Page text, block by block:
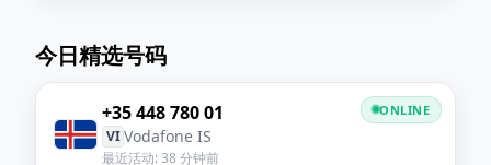
今日精选号码
+35 448 780 01
VI Vodafone IS
最近活动: 38 分钟前
ONLINE